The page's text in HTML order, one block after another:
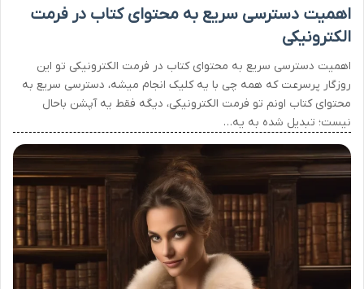
اهمیت دسترسی سریع به محتوای کتاب در فرمت
الکترونیکی
اهمیت دسترسی سریع به محتوای کتاب در فرمت الکترونیکی تو این
روزگار پرسرعت که همه چی با یه کلیک انجام میشه، دسترسی سریع به
محتوای کتاب اونم تو فرمت الکترونیکی، دیگه فقط یه آپشن باحال
نیست؛ تبدیل شده به یه…